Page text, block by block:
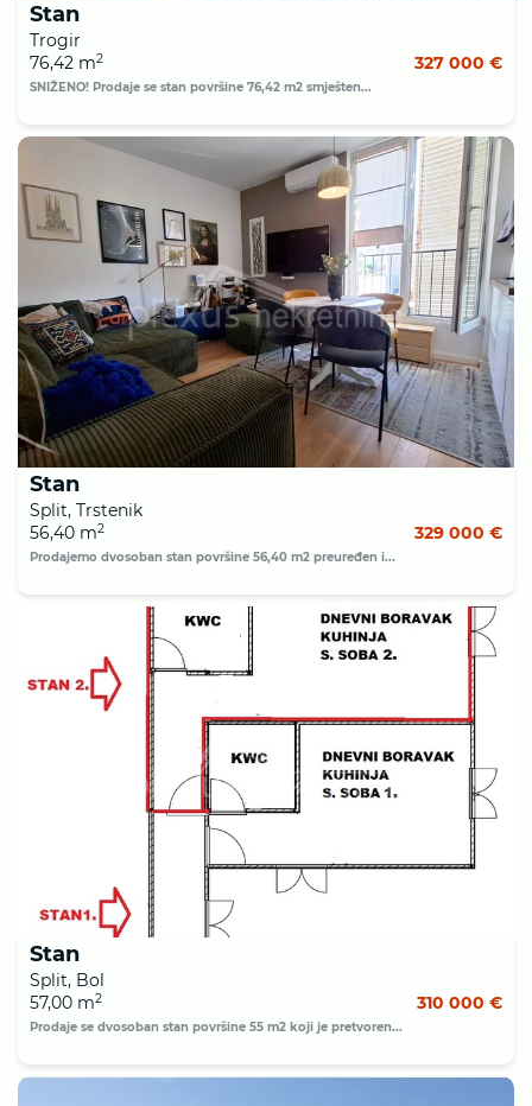
Stan
Trogir
76,42 m2 327 000 €
SNIŽENO! Prodaje se stan površine 76,42 m2 smješten...
Stan
Split, Trstenik
56,40 m2 329 000 €
Prodajemo dvosoban stan površine 56,40 m2 preuređen i...
Stan
Split, Bol
57,00 m2 310 000 €
Prodaje se dvosoban stan površine 55 m2 koji je pretvoren...